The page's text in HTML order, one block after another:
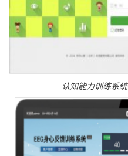
认知能力训练系统